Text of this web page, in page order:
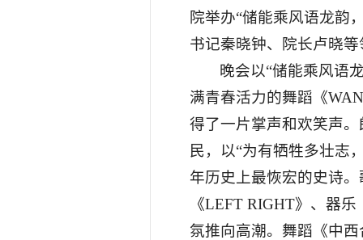
院举办“储能乘风语龙韵
书记秦晓钟、院长卢晓
晚会以“储能乘风语
满青春活力的舞蹈《
得了一片掌声和欢笑声
民，以“为有牺牲多壮志
年历史上最恢宏的史诗
《LEFT RIGHT》、器
氛推向高潮。舞蹈《中